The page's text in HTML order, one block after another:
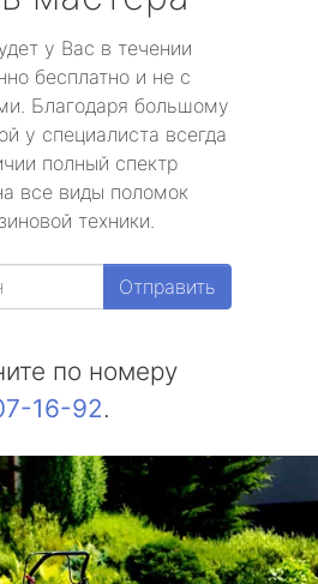
у Вас в течении
бесплатно и не с
Благодаря большому
у специалиста всегда
полный спектр
все виды поломок
техники.
Отправить
по номеру
16-92.